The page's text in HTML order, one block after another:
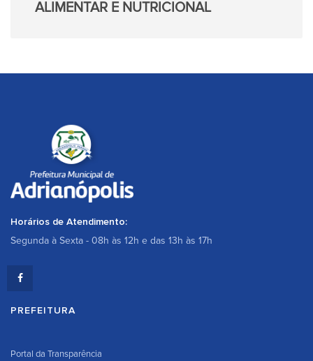
ALIMENTAR E NUTRICIONAL
Horários de Atendimento:
Segunda à Sexta - 08h às 12h e das 13h às 17h
PREFEITURA
Portal da Transparência